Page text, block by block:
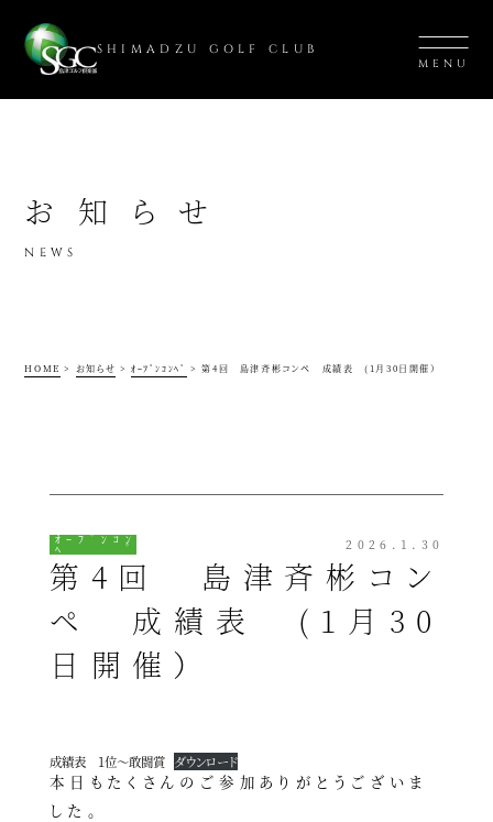
SHIMADZU GOLF CLUB
MENU
お知らせ
NEWS
HOME > お知らせ > ｵｰﾌﾟﾝｺﾝﾍﾟ >第4回 島津斉彬コンペ 成績表 (1月30日開催）
ｵｰﾌﾟﾝｺﾝ
ﾍﾟ
第4回 島津斉彬コン
ペ 成績表 (1月30
日開催）
2026.1.30
成績表 1位～敢闘賞 ダウンロード
本日もたくさんのご参加ありがとうございま
した。